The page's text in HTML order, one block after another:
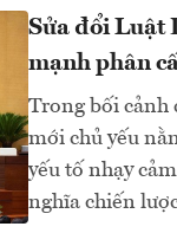
Sửa đổi Luật
mạnh phân
Trong bối cảnh
mới chủ yếu
yếu tố nhạy
nghĩa chiến